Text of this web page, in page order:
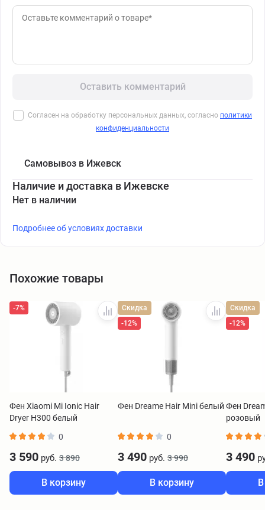
Оставить комментарий
Согласен на обработку персональных данных, согласно политики
конфиденциальности
Самовывоз в Ижевск
Наличие и доставка в Ижевске
Нет в наличии
Подробнее об условиях доставки
Похожие товары
-7%
Фен Xiaomi Mi Ionic Hair
Dryer H300 белый
0
3 590 руб. 3 890
В корзину
Скидка
-12%
Фен Dreame Hair Mini белый
0
3 490 руб. 3 990
В корзину
Скидка
-12%
Фен
розовый
3 490